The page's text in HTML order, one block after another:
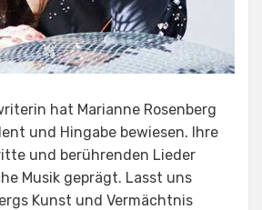
hat Marianne Rosenberg
und Hingabe bewiesen. Ihre
und berührenden Lieder
Musik geprägt. Lasst uns
Kunst und Vermächtnis